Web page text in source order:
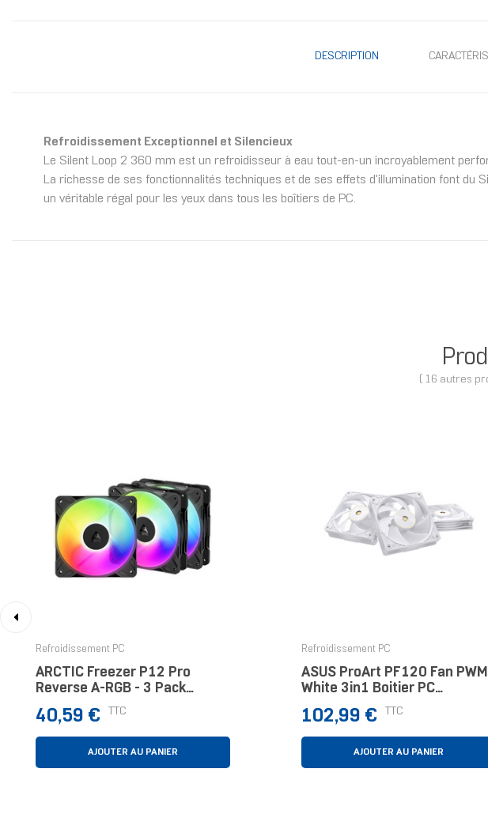
DESCRIPTION
Refroidissement Exceptionnel et Silencieux
Le Silent Loop 2 360 mm est un refroidisseur à eau tout-en-un incroyablement
La richesse de ses fonctionnalités techniques et de ses effets d'illumination font
un véritable régal pour les yeux dans tous les boîtiers de PC.
( 16 autres
Refroidissement PC
ARCTIC Freezer P12 Pro
Reverse A-RGB - 3 Pack
Boitier PC Ventilateur 12 Cm
Noir 3 Pièce(s)
Prix
40,59 € TTC
AJOUTER AU PANIER
Refroidissement PC
ASUS ProArt PF120 Fan PWM
White 3in1 Boitier PC
Ventilateur 12 Cm Blanc 3
Pièce(s)
Prix
102,99 € TTC
AJOUTER AU PANIER